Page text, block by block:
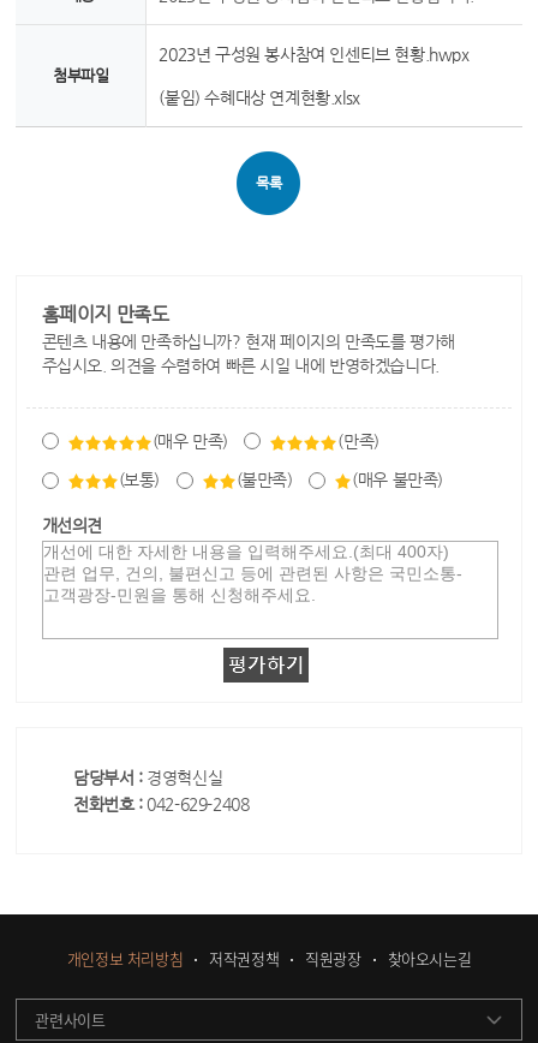
첨부파일
2023년 구성원 봉사참여 인센티브 현황.hwpx
(붙임) 수혜대상 연계현황.xlsx
목록
홈페이지 만족도
콘텐츠 내용에 만족하십니까? 현재 페이지의 만족도를 평가해
주십시오. 의견을 수렴하여 빠른 시일 내에 반영하겠습니다.
(매우 만족) (만족)
(보통) (불만족) (매우 불만족)
개선의견
담당부서 : 경영혁신실
전화번호 : 042-629-2408
개인정보 처리방침 저작권정책 직원광장 찾아오시는길
관련사이트